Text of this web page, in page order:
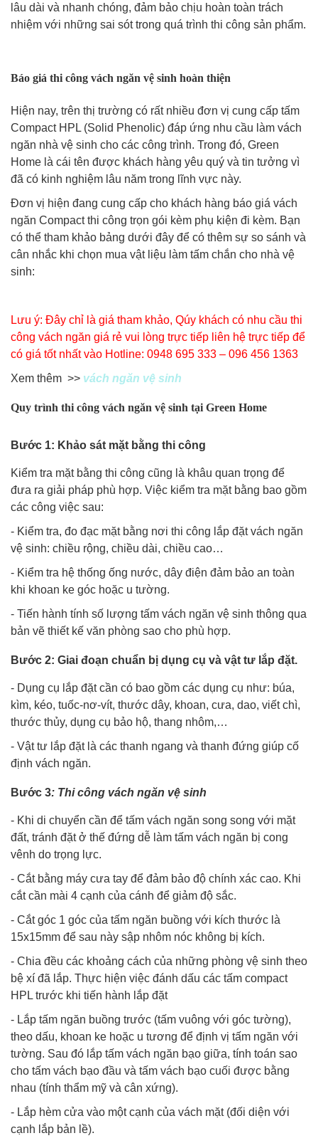
lâu dài và nhanh chóng, đảm bảo chịu hoàn toàn trách
nhiệm với những sai sót trong quá trình thi công sản phẩm.
Báo giá thi công vách ngăn vệ sinh hoàn thiện
Hiện nay, trên thị trường có rất nhiều đơn vị cung cấp tấm
Compact HPL (Solid Phenolic) đáp ứng nhu cầu làm vách
ngăn nhà vệ sinh cho các công trình. Trong đó, Green
Home là cái tên được khách hàng yêu quý và tin tưởng vì
đã có kinh nghiệm lâu năm trong lĩnh vực này.
Đơn vị hiện đang cung cấp cho khách hàng báo giá vách
ngăn Compact thi công trọn gói kèm phụ kiện đi kèm. Bạn
có thể tham khảo bảng dưới đây để có thêm sự so sánh và
cân nhắc khi chọn mua vật liệu làm tấm chắn cho nhà vệ
sinh:
Lưu ý: Đây chỉ là giá tham khảo, Qúy khách có nhu cầu thi
công vách ngăn giá rẻ vui lòng trực tiếp liên hệ trực tiếp để
có giá tốt nhất vào Hotline: 0948 695 333 – 096 456 1363
Xem thêm >> vách ngăn vệ sinh
Quy trình thi công vách ngăn vệ sinh tại Green Home
Bước 1: Khảo sát mặt bằng thi công
Kiểm tra mặt bằng thi công cũng là khâu quan trọng để
đưa ra giải pháp phù hợp. Việc kiểm tra mặt bằng bao gồm
các công việc sau:
- Kiểm tra, đo đạc mặt bằng nơi thi công lắp đặt vách ngăn
vệ sinh: chiều rộng, chiều dài, chiều cao…
- Kiểm tra hệ thống ống nước, dây điện đảm bảo an toàn
khi khoan ke góc hoặc u tường.
- Tiến hành tính số lượng tấm vách ngăn vệ sinh thông qua
bản vẽ thiết kế văn phòng sao cho phù hợp.
Bước 2: Giai đoạn chuẩn bị dụng cụ và vật tư lắp đặt.
- Dụng cụ lắp đặt cần có bao gồm các dụng cụ như: búa,
kìm, kéo, tuốc-nơ-vít, thước dây, khoan, cưa, dao, viết chì,
thước thủy, dụng cụ bảo hộ, thang nhôm,…
- Vật tư lắp đặt là các thanh ngang và thanh đứng giúp cố
định vách ngăn.
Bước 3: Thi công vách ngăn vệ sinh
- Khi di chuyển cần để tấm vách ngăn song song với mặt
đất, tránh đặt ở thế đứng dễ làm tấm vách ngăn bị cong
vênh do trọng lực.
- Cắt bằng máy cưa tay để đảm bảo độ chính xác cao. Khi
cắt cần mài 4 cạnh của cánh để giảm độ sắc.
- Cắt góc 1 góc của tấm ngăn buồng với kích thước là
15x15mm để sau này sập nhôm nóc không bị kích.
- Chia đều các khoảng cách của những phòng vệ sinh theo
bệ xí đã lắp. Thực hiện việc đánh dấu các tấm compact
HPL trước khi tiến hành lắp đặt
- Lắp tấm ngăn buồng trước (tấm vuông với góc tường),
theo dấu, khoan ke hoặc u tương để định vị tấm ngăn với
tường. Sau đó lắp tấm vách ngăn bạo giữa, tính toán sao
cho tấm vách bạo đầu và tấm vách bạo cuối được bằng
nhau (tính thẩm mỹ và cân xứng).
- Lắp hèm cửa vào một cạnh của vách mặt (đối diện với
cạnh lắp bản lề).